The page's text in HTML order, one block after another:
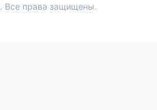
. Все права защищены.